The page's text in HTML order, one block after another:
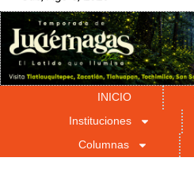
INICIO
Instituciones
Columnas